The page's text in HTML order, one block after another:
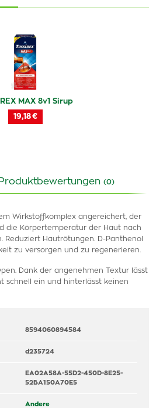
MAX 8v1 Sirup
19,18 €
Produktbewertungen (0)
Wirkstoffkomplex angereichert, der
die Körpertemperatur der Haut nach
Reduziert Hautrötungen. D-Panthenol
zu versorgen und zu regenerieren.
Dank der angenehmen Textur lässt
schnell ein und hinterlässt keinen
8594060894584
d235724
EA02A58A-55D2-450D-8E25-
52BA150A70E5
Andere